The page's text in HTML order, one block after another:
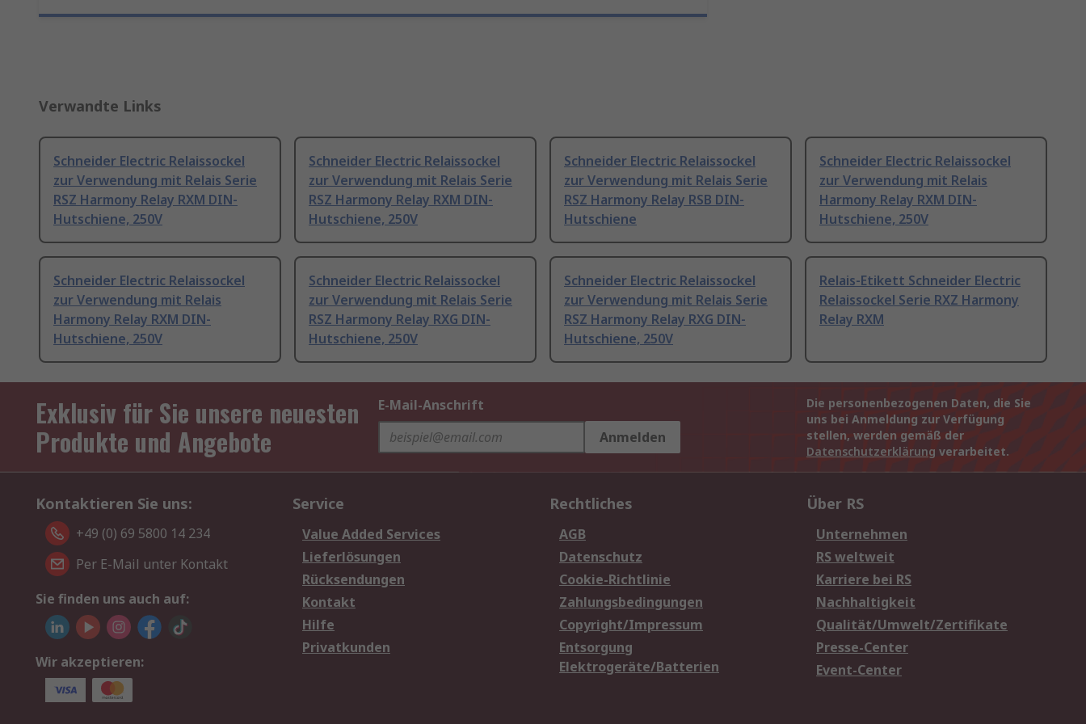
Verwandte Links
Schneider Electric Relaissockel
zur Verwendung mit Relais Serie
RSZ Harmony Relay RXM DIN-
Hutschiene, 250V
Schneider Electric Relaissockel
zur Verwendung mit Relais Serie
RSZ Harmony Relay RXM DIN-
Hutschiene, 250V
Schneider Electric Relaissockel
zur Verwendung mit Relais Serie
RSZ Harmony Relay RSB DIN-
Hutschiene
Schneider Electric Relaissockel
zur Verwendung mit Relais
Harmony Relay RXM DIN-
Hutschiene, 250V
Schneider Electric Relaissockel
zur Verwendung mit Relais
Harmony Relay RXM DIN-
Hutschiene, 250V
Schneider Electric Relaissockel
zur Verwendung mit Relais Serie
RSZ Harmony Relay RXG DIN-
Hutschiene, 250V
Schneider Electric Relaissockel
zur Verwendung mit Relais Serie
RSZ Harmony Relay RXG DIN-
Hutschiene, 250V
Relais-Etikett Schneider Electric
Relaissockel Serie RXZ Harmony
Relay RXM
Exklusiv für Sie unsere neuesten
Produkte und Angebote
E-Mail-Anschrift
Anmelden
Die personenbezogenen Daten, die Sie
uns bei Anmeldung zur Verfügung
stellen, werden gemäß der
Datenschutzerklärung verarbeitet.
Kontaktieren Sie uns:
+49 (0) 69 5800 14 234
Per E-Mail unter Kontakt
Sie finden uns auch auf:
Wir akzeptieren:
Service
Value Added Services
Lieferlösungen
Rücksendungen
Kontakt
Hilfe
Privatkunden
Rechtliches
AGB
Datenschutz
Cookie-Richtlinie
Zahlungsbedingungen
Copyright/Impressum
Entsorgung
Elektrogeräte/Batterien
Über RS
Unternehmen
RS weltweit
Karriere bei RS
Nachhaltigkeit
Qualität/Umwelt/Zertifikate
Presse-Center
Event-Center